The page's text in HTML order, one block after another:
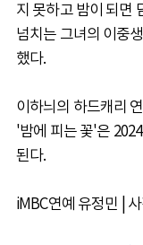
지 못하고 밤이 되면
넘치는 그녀의 이중
했다.
이하늬의 하드캐리
'밤에 피는 꽃'은
된다.
iMBC연예 유정민 |